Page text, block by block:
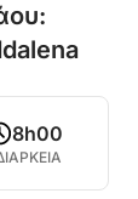
8h00